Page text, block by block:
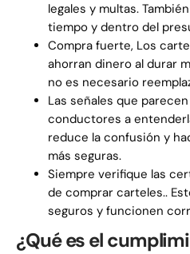
legales y multas.
tiempo y dentro del
Compra fuerte, Los
ahorran dinero al durar
no es necesario
Las señales que
conductores a
reduce la confusión y
más seguras.
Siempre verifique las
de comprar carteles..
seguros y funcionen
¿Qué es el